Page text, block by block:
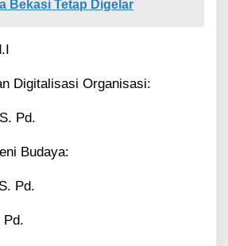
Bekasi Tetap Digelar
Digitalisasi Organisasi:
Pd.
Budaya:
Pd.
Pd.